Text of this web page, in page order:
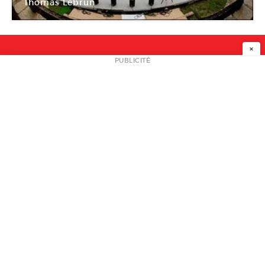
Le Printemps de la danse
NEWSLETTER
×
PUBLICITÉ